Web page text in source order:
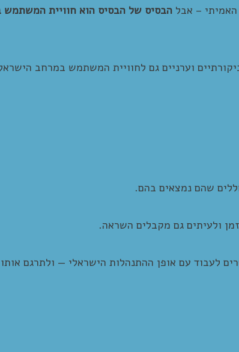
– אבל הבסיס של הבסיס הוא חוויית
וערניים גם לחוויית המשתמש במרחב
ולעיתים גם מקבלים השראה.
לעבוד עם אופן ההתנהלות הישראלי — ולתרגם אותו